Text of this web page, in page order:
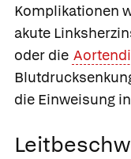
Komplikationen
akute
oder die
die Einweisung